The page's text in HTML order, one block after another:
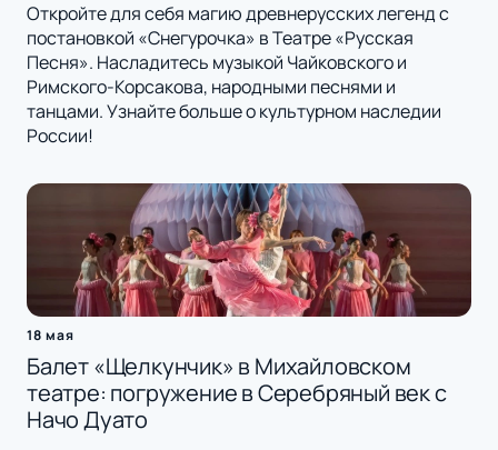
Откройте для себя магию древнерусских легенд с
постановкой «Снегурочка» в Театре «Русская
Песня». Насладитесь музыкой Чайковского и
Римского-Корсакова, народными песнями и
танцами. Узнайте больше о культурном наследии
России!
18 мая
Балет «Щелкунчик» в Михайловском
театре: погружение в Серебряный век с
Начо Дуато